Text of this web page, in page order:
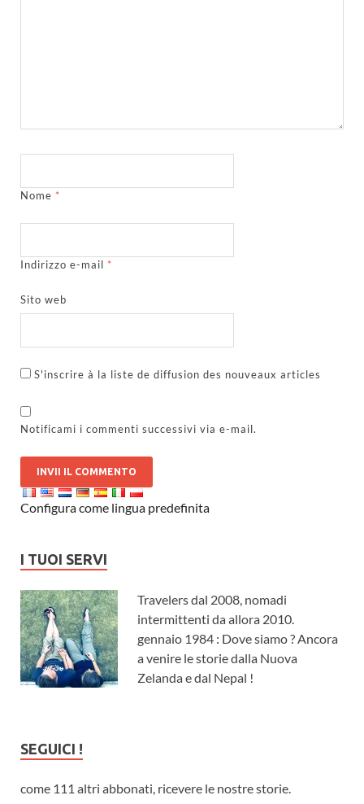
Nome *
Indirizzo e-mail *
Sito web
S'inscrire à la liste de diffusion des nouveaux articles
Notificami i commenti successivi via e-mail.
Configura come lingua predefinita
I TUOI SERVI
Travelers dal 2008, nomadi
intermittenti da allora 2010.
gennaio 1984 : Dove siamo ? Ancora
a venire le storie dalla Nuova
Zelanda e dal Nepal !
SEGUICI !
come 111 altri abbonati, ricevere le nostre storie.